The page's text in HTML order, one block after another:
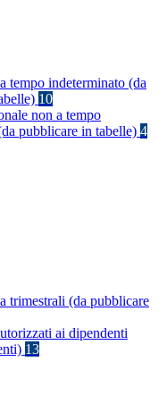
tempo indeterminato (da
10
non a tempo
pubblicare in tabelle) 4
trimestrali (da pubblicare
ai dipendenti
13